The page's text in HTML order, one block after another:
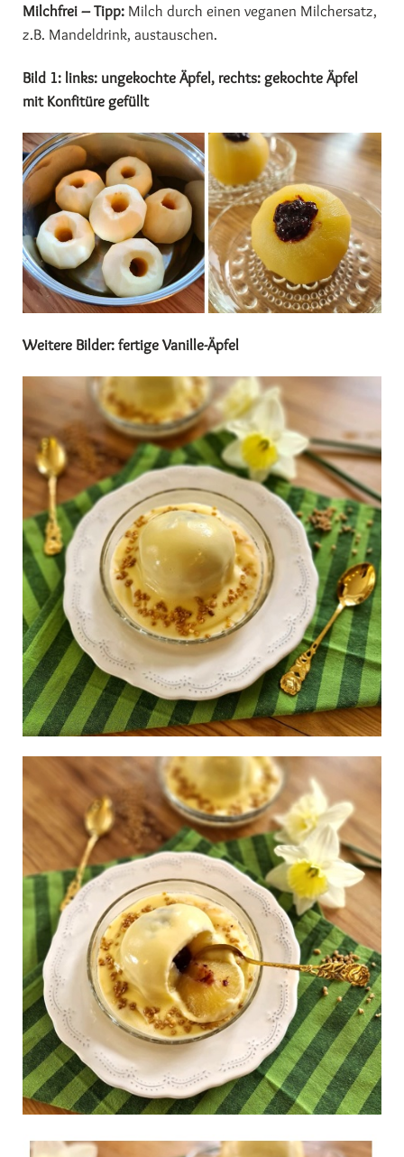
Milchfrei – Tipp: Milch durch einen veganen Milchersatz,
z.B. Mandeldrink, austauschen.
Bild 1: links: ungekochte Äpfel, rechts: gekochte Äpfel
mit Konfitüre gefüllt
Weitere Bilder: fertige Vanille-Äpfel